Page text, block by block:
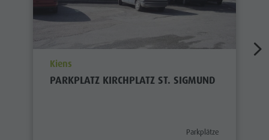
aria.poi_location_prefix
Kiens
PARKPLATZ KIRCHPLATZ ST. SIGMUND
aria.poi_category_prefix
Parkplätze